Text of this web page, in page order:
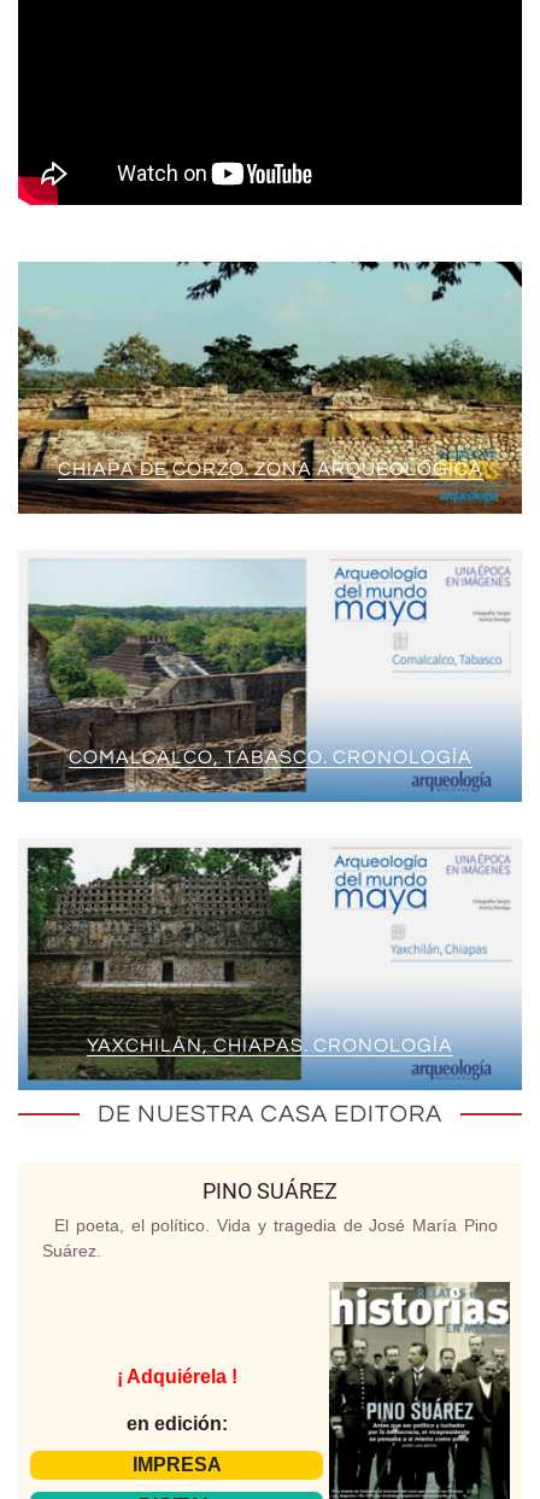
CHIAPA DE CORZO. ZONA ARQUEOLÓGICA
COMALCALCO, TABASCO. CRONOLOGÍA
YAXCHILÁN, CHIAPAS. CRONOLOGÍA
DE NUESTRA CASA EDITORA
PINO SUÁREZ
El poeta, el político. Vida y tragedia de José María Pino
Suárez.
¡ Adquiérela !
en edición:
IMPRESA